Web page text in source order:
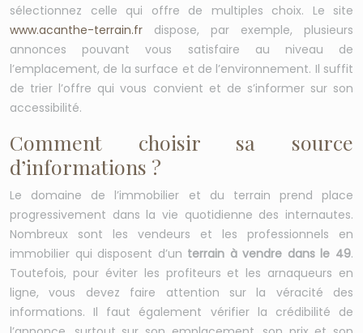
sélectionnez celle qui offre de multiples choix. Le site
www.acanthe-terrain.fr dispose, par exemple, plusieurs
annonces pouvant vous satisfaire au niveau de
l’emplacement, de la surface et de l’environnement. Il suffit
de trier l’offre qui vous convient et de s’informer sur son
accessibilité.
Comment choisir sa source
d’informations ?
Le domaine de l’immobilier et du terrain prend place
progressivement dans la vie quotidienne des internautes.
Nombreux sont les vendeurs et les professionnels en
immobilier qui disposent d’un terrain à vendre dans le 49.
Toutefois, pour éviter les profiteurs et les arnaqueurs en
ligne, vous devez faire attention sur la véracité des
informations. Il faut également vérifier la crédibilité de